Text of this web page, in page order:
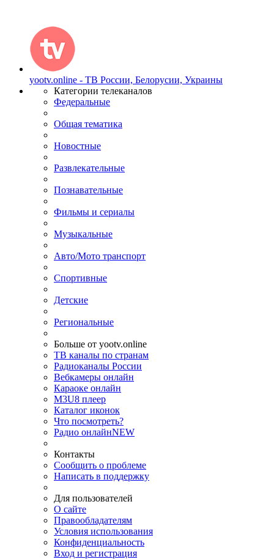
yootv.online - ТВ России, Белорусии, Украины
Категории телеканалов
Федеральные
Общая тематика
Новостные
Развлекательные
Познавательные
Фильмы и сериалы
Музыкальные
Авто/Мото транспорт
Спортивные
Детские
Региональные
Больше от yootv.online
ТВ каналы по странам
Радиоканалы России
Вебкамеры онлайн
Караоке онлайн
M3U8 плеер
Каталог иконок
Что посмотреть?
Радио онлайнNEW
Контакты
Сообщить о проблеме
Написать в поддержку
Для пользователей
О сайте
Правообладателям
Условия использования
Конфиденциальность
Вход и регистрация